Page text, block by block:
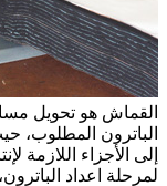
القماش هو تحويل
الباترون المطلوب،
إلى الأجزاء اللازمة
لمرحلة اعداد